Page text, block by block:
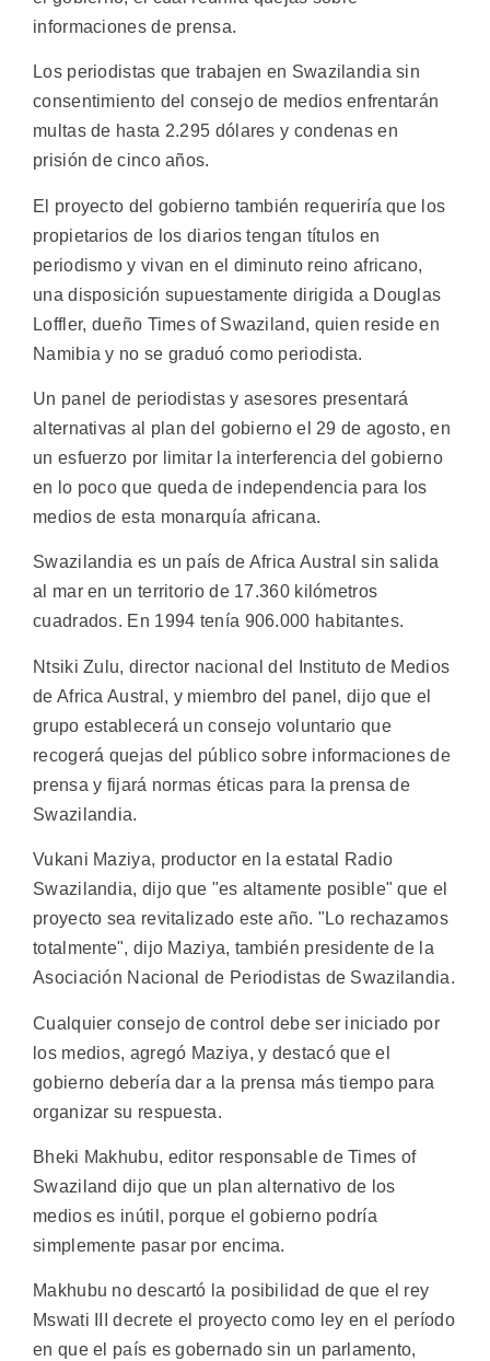
informaciones de prensa.
Los periodistas que trabajen en Swazilandia sin
consentimiento del consejo de medios enfrentarán
multas de hasta 2.295 dólares y condenas en
prisión de cinco años.
El proyecto del gobierno también requeriría que los
propietarios de los diarios tengan títulos en
periodismo y vivan en el diminuto reino africano,
una disposición supuestamente dirigida a Douglas
Loffler, dueño Times of Swaziland, quien reside en
Namibia y no se graduó como periodista.
Un panel de periodistas y asesores presentará
alternativas al plan del gobierno el 29 de agosto, en
un esfuerzo por limitar la interferencia del gobierno
en lo poco que queda de independencia para los
medios de esta monarquía africana.
Swazilandia es un país de Africa Austral sin salida
al mar en un territorio de 17.360 kilómetros
cuadrados. En 1994 tenía 906.000 habitantes.
Ntsiki Zulu, director nacional del Instituto de Medios
de Africa Austral, y miembro del panel, dijo que el
grupo establecerá un consejo voluntario que
recogerá quejas del público sobre informaciones de
prensa y fijará normas éticas para la prensa de
Swazilandia.
Vukani Maziya, productor en la estatal Radio
Swazilandia, dijo que "es altamente posible" que el
proyecto sea revitalizado este año. "Lo rechazamos
totalmente", dijo Maziya, también presidente de la
Asociación Nacional de Periodistas de Swazilandia.
Cualquier consejo de control debe ser iniciado por
los medios, agregó Maziya, y destacó que el
gobierno debería dar a la prensa más tiempo para
organizar su respuesta.
Bheki Makhubu, editor responsable de Times of
Swaziland dijo que un plan alternativo de los
medios es inútil, porque el gobierno podría
simplemente pasar por encima.
Makhubu no descartó la posibilidad de que el rey
Mswati III decrete el proyecto como ley en el período
en que el país es gobernado sin un parlamento,